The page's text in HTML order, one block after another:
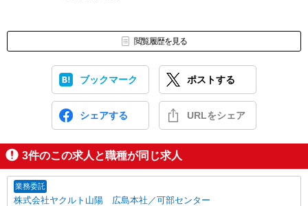
閲覧履歴を見る
ブックマーク ポストする
シェアする URLをシェア
3件のこの求人と職種が同じ求人
業務委託
株式会社ヤクルト山陽 広島本社／可部センター